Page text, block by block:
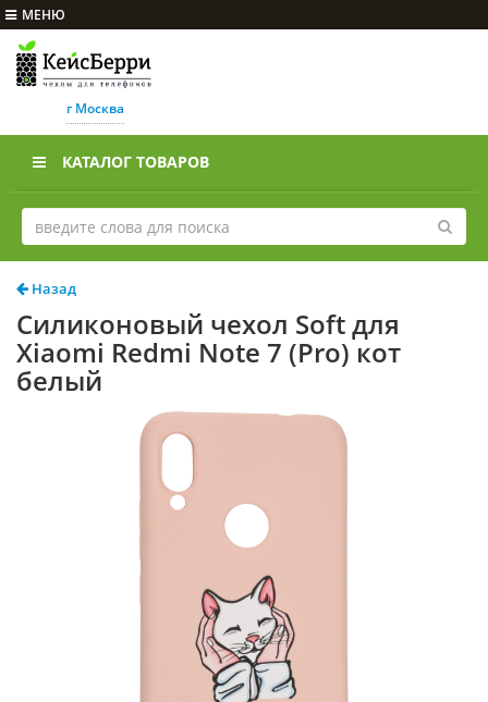
МЕНЮ
г Москва
КАТАЛОГ ТОВАРОВ
Назад
Силиконовый чехол Soft для
Xiaomi Redmi Note 7 (Pro) кот
белый